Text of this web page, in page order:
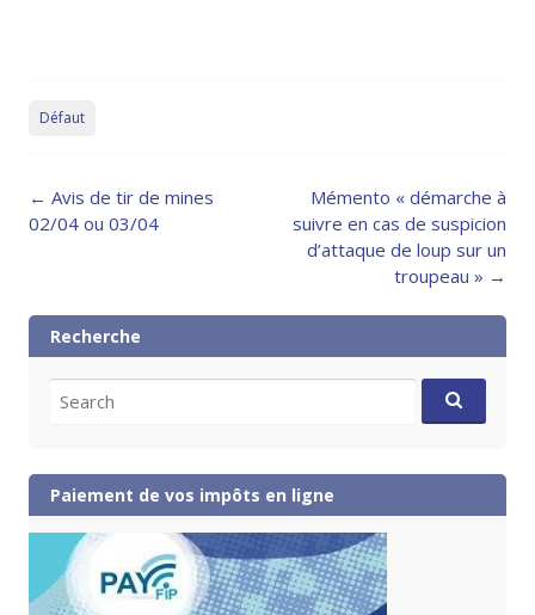
Défaut
Post
navigation
← Avis de tir de mines
02/04 ou 03/04
Mémento « démarche à
suivre en cas de suspicion
d’attaque de loup sur un
troupeau » →
Recherche
for:
Paiement de vos impôts en ligne